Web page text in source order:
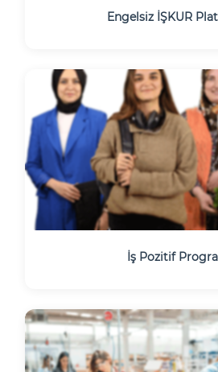
Engelsiz İŞKUR
İş Pozitif